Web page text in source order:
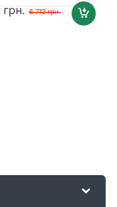
грн. 6 712грн.